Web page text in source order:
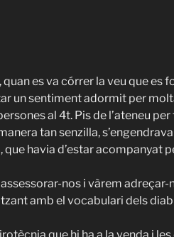
es va córrer la veu que es
un sentiment adormit per
al 4t. Pis de l’ateneu
tan senzilla,
que havia d’estar acompanyat
nos i vàrem adreçar-
amb el vocabulari dels